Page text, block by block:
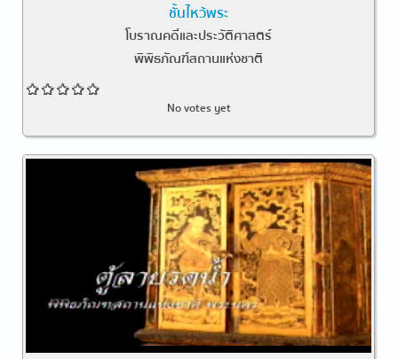
ชั้นไหว้พระ
โบราณคดีและประวัติศาสตร์
พิพิธภัณฑ์สถานแห่งชาติ
No votes yet